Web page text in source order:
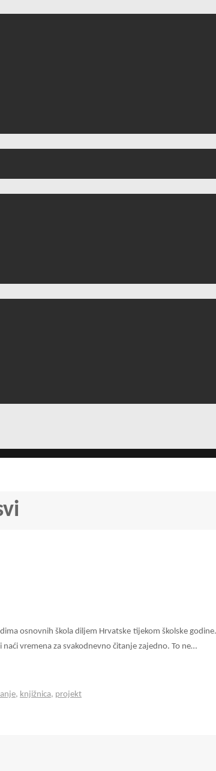
osnovnih škola diljem Hrvatske tijekom školske
vremena za svakodnevno čitanje zajedno. To ne…
, knjižnica, projekt